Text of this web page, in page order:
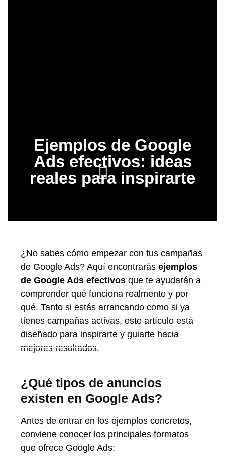
Ejemplos de Google
Ads efectivos: ideas
reales para inspirarte
¿No sabes cómo empezar con tus campañas
de Google Ads? Aquí encontrarás ejemplos
de Google Ads efectivos que te ayudarán a
comprender qué funciona realmente y por
qué. Tanto si estás arrancando como si ya
tienes campañas activas, este artículo está
diseñado para inspirarte y guiarte hacia
mejores resultados.
¿Qué tipos de anuncios
existen en Google Ads?
Antes de entrar en los ejemplos concretos,
conviene conocer los principales formatos
que ofrece Google Ads: